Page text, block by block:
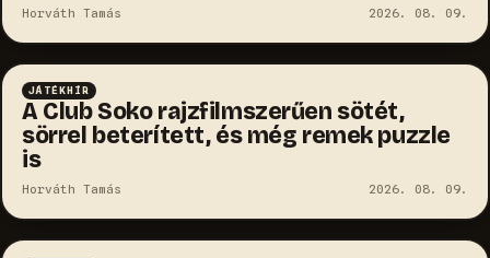
Horváth Tamás 2026. 08. 09.
JÁTÉKHÍR
A Club Soko rajzfilmszerűen sötét,
sörrel beterített, és még remek puzzle
is
Horváth Tamás 2026. 08. 09.